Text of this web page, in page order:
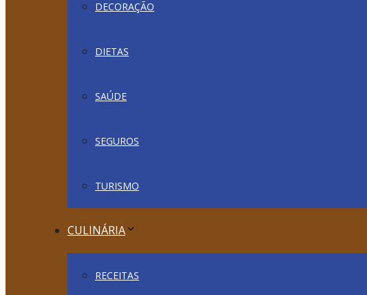
DECORAÇÃO
DIETAS
SAÚDE
SEGUROS
TURISMO
CULINÁRIA
RECEITAS